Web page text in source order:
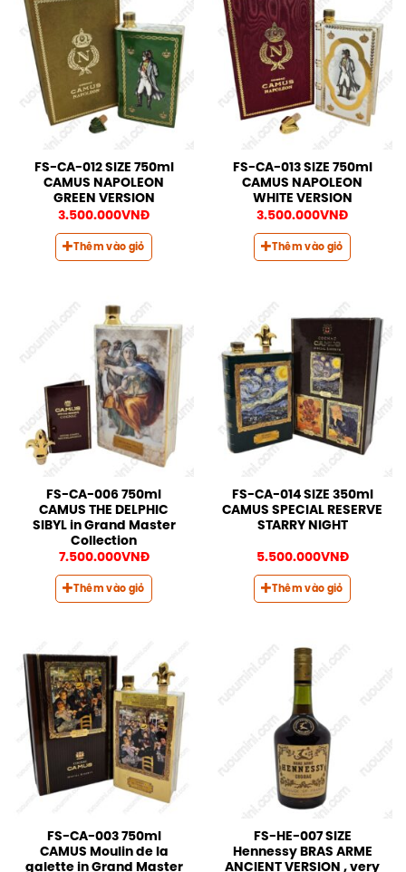
FS-CA-012 SIZE 750ml
CAMUS NAPOLEON
GREEN VERSION
3.500.000VNĐ
Thêm vào giỏ
FS-CA-013 SIZE 750ml
CAMUS NAPOLEON
WHITE VERSION
3.500.000VNĐ
Thêm vào giỏ
FS-CA-006 750ml
CAMUS THE DELPHIC
SIBYL in Grand Master
Collection
7.500.000VNĐ
Thêm vào giỏ
FS-CA-014 SIZE 350ml
CAMUS SPECIAL RESERVE
STARRY NIGHT
5.500.000VNĐ
Thêm vào giỏ
FS-CA-003 750ml
CAMUS Moulin de la
galette in Grand Master
FS-HE-007 SIZE
Hennessy BRAS ARME
ANCIENT VERSION , very